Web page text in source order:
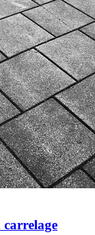
carrelage